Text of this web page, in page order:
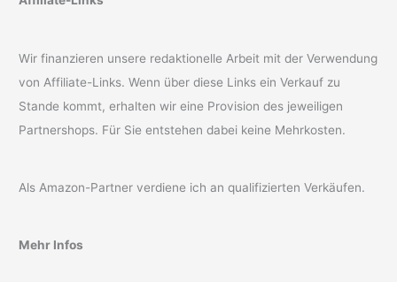
Wir finanzieren unsere redaktionelle Arbeit mit der Verwendung
von Affiliate-Links. Wenn über diese Links ein Verkauf zu
Stande kommt, erhalten wir eine Provision des jeweiligen
Partnershops. Für Sie entstehen dabei keine Mehrkosten.
Als Amazon-Partner verdiene ich an qualifizierten Verkäufen.
Mehr Infos